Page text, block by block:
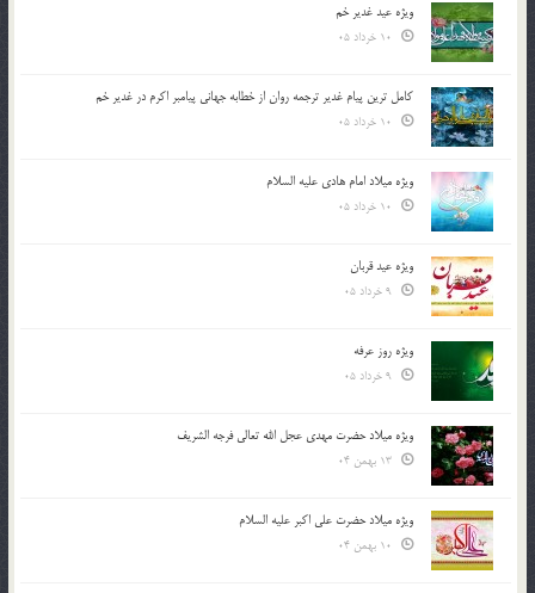
ویژه عید غدیر خم
کامل ترین پیام غدیر ترجمه روان از خطابه جهانی پیامبر اکرم در غدیر خم
ویژه میلاد امام هادی علیه السلام
ویژه عید قربان
ویژه روز عرفه
ویژه میلاد حضرت مهدی عجل الله تعالی فرجه الشريف
ویژه میلاد حضرت علی اکبر علیه السلام